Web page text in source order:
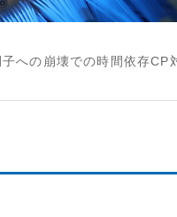
への崩壊での時間依存CP